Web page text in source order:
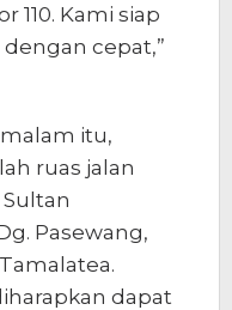
110. Kami siap
cepat,”
itu,
ruas jalan
Pasewang,
dapat